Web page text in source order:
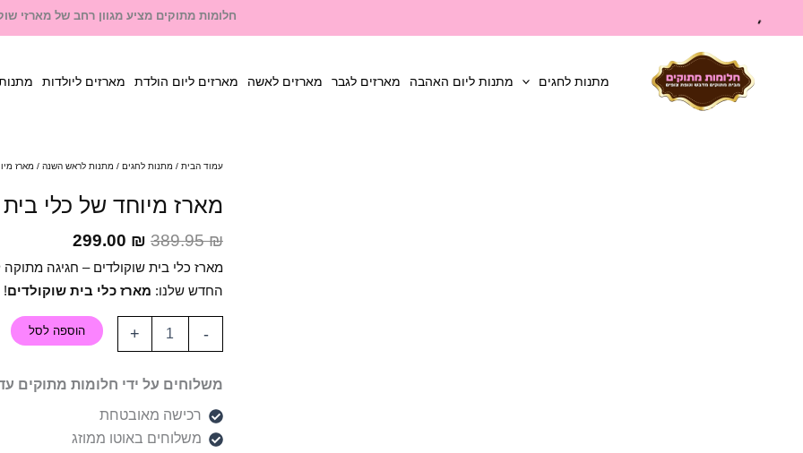
לתוכן
חלומות מתוקים מציע מגוון רחב של מארזי
מתנות לחגים מתנות ליום האהבה מארזים לגבר מארזים לאשה מארזים ליום הולדת מארזים ליולדות
עמוד הבית / מתנות לחגים / מתנות לראש השנה / מארז
מארז מיוחד של כלי בית
389.95₪
המחיר
היה:
389.95 ₪.
299.00 ₪
המחיר
הוא:
299.00 ₪.
מארז כלי בית שוקולדים – חגיגה
החדש שלנו: מארז כלי בית שוקולדים!
-
+ הוספה לסל
משלוחים על ידי חלומות מתוקים
רכישה מאובטחת
משלוחים באוטו ממוזג